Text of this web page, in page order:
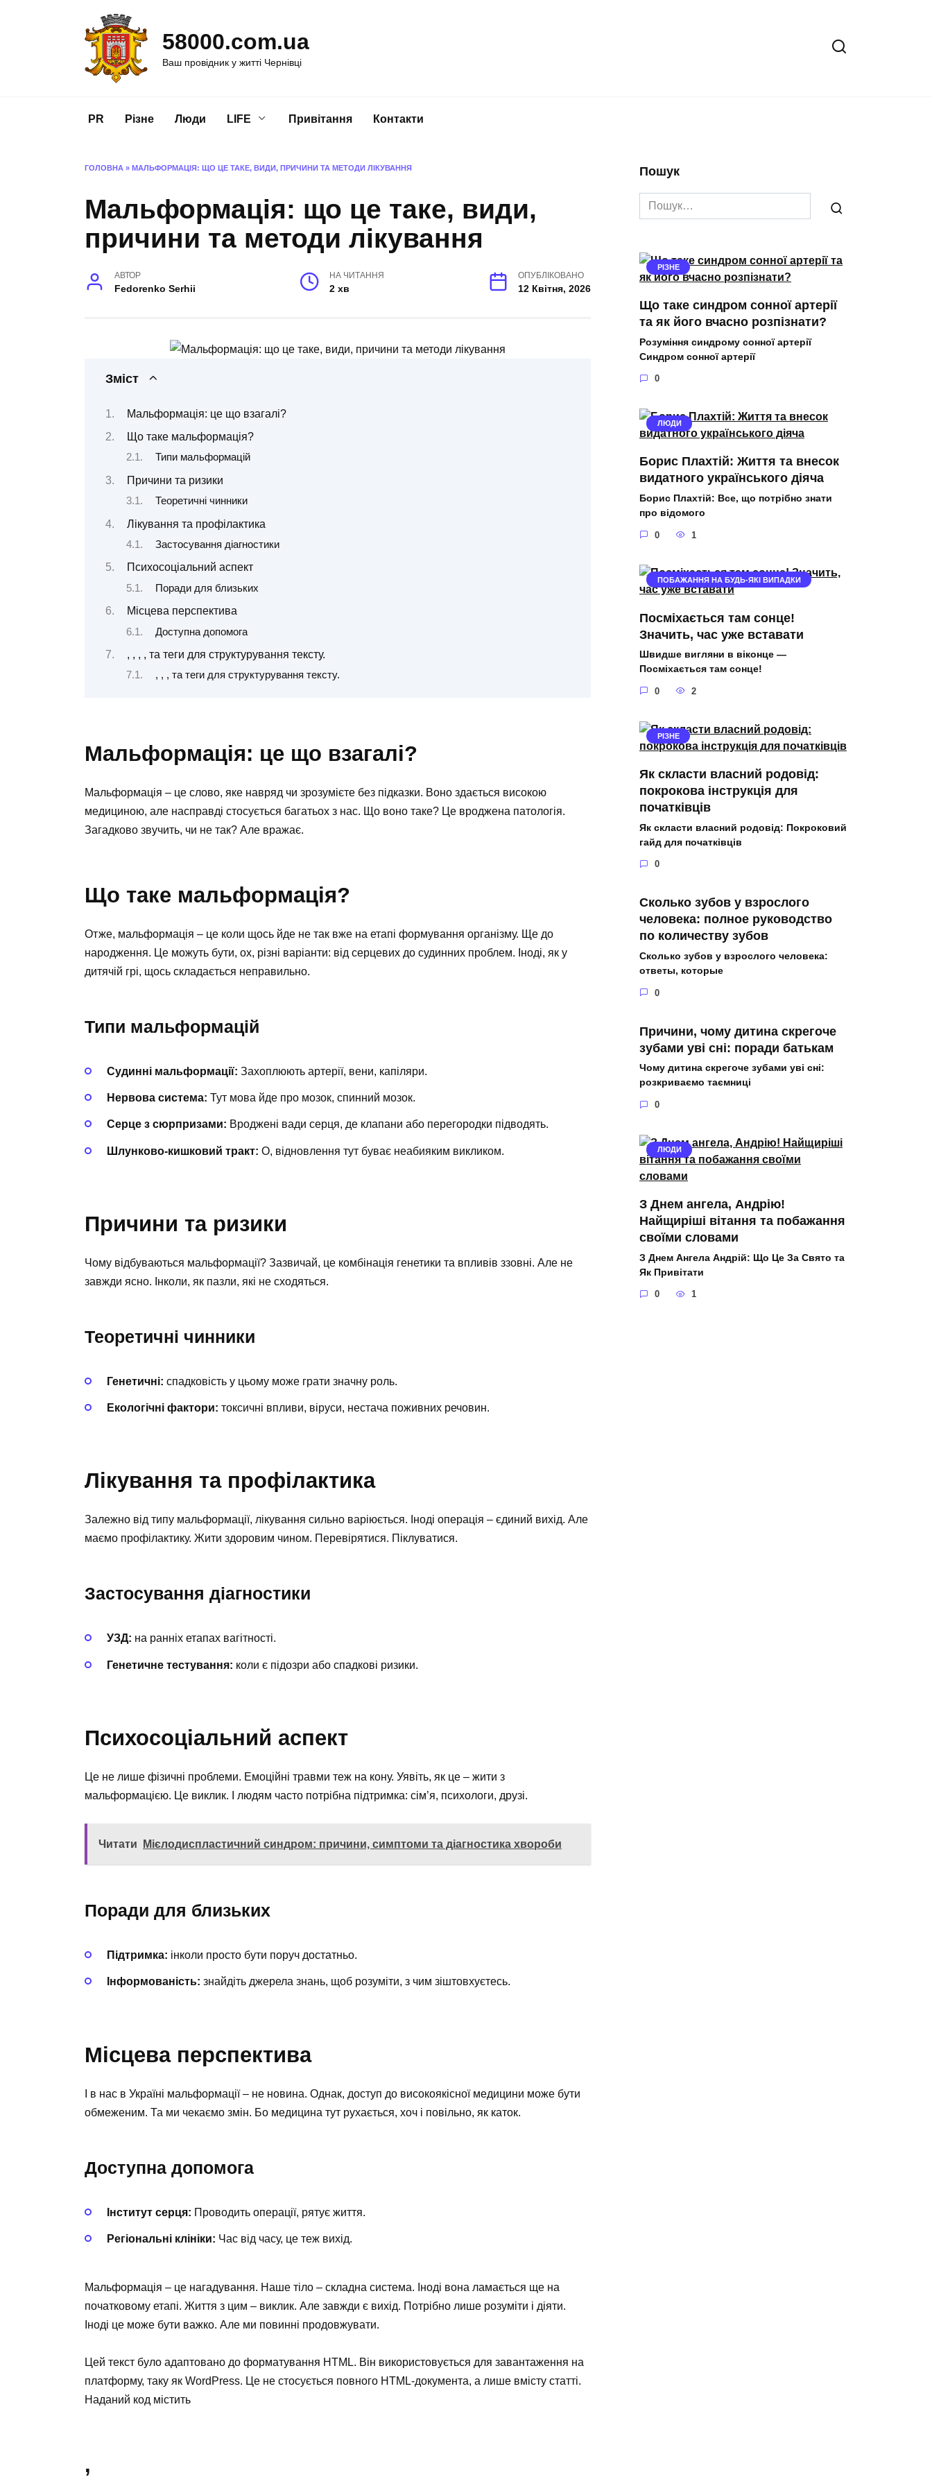
58000.com.ua
Ваш провідник у житті Чернівці
PR Різне Люди LIFE Привітання Контакти
ГОЛОВНА » МАЛЬФОРМАЦІЯ: ЩО ЦЕ ТАКЕ, ВИДИ, ПРИЧИНИ ТА МЕТОДИ ЛІКУВАННЯ
Мальформація: що це таке, види,
причини та методи лікування
АВТОР
Fedorenko Serhii
НА ЧИТАННЯ
2 хв
ОПУБЛІКОВАНО
12 Квітня, 2026
Зміст
Мальформація: це що взагалі?
Що таке мальформація?
Типи мальформацій
Причини та ризики
Теоретичні чинники
Лікування та профілактика
Застосування діагностики
Психосоціальний аспект
Поради для близьких
Місцева перспектива
Доступна допомога
, , , , та теги для структурування тексту.
, , , та теги для структурування тексту.
Мальформація: це що взагалі?
Мальформація – це слово, яке навряд чи зрозумієте без підказки. Воно здається високою
медициною, але насправді стосується багатьох з нас. Що воно таке? Це вроджена патологія.
Загадково звучить, чи не так? Але вражає.
Що таке мальформація?
Отже, мальформація – це коли щось йде не так вже на етапі формування організму. Ще до
народження. Це можуть бути, ох, різні варіанти: від серцевих до судинних проблем. Іноді, як у
дитячій грі, щось складається неправильно.
Типи мальформацій
Судинні мальформації: Захоплюють артерії, вени, капіляри.
Нервова система: Тут мова йде про мозок, спинний мозок.
Серце з сюрпризами: Вроджені вади серця, де клапани або перегородки підводять.
Шлунково-кишковий тракт: О, відновлення тут буває неабияким викликом.
Причини та ризики
Чому відбуваються мальформації? Зазвичай, це комбінація генетики та впливів ззовні. Але не
завжди ясно. Інколи, як пазли, які не сходяться.
Теоретичні чинники
Генетичні: спадковість у цьому може грати значну роль.
Екологічні фактори: токсичні впливи, віруси, нестача поживних речовин.
Лікування та профілактика
Залежно від типу мальформації, лікування сильно варіюється. Іноді операція – єдиний вихід. Але
маємо профілактику. Жити здоровим чином. Перевірятися. Піклуватися.
Застосування діагностики
УЗД: на ранніх етапах вагітності.
Генетичне тестування: коли є підозри або спадкові ризики.
Психосоціальний аспект
Це не лише фізичні проблеми. Емоційні травми теж на кону. Уявіть, як це – жити з
мальформацією. Це виклик. І людям часто потрібна підтримка: сім’я, психологи, друзі.
Читати Мієлодиспластичний синдром: причини, симптоми та діагностика хвороби
Поради для близьких
Підтримка: інколи просто бути поруч достатньо.
Інформованість: знайдіть джерела знань, щоб розуміти, з чим зіштовхуєтесь.
Місцева перспектива
І в нас в Україні мальформації – не новина. Однак, доступ до високоякісної медицини може бути
обмеженим. Та ми чекаємо змін. Бо медицина тут рухається, хоч і повільно, як каток.
Доступна допомога
Інститут серця: Проводить операції, рятує життя.
Регіональні клініки: Час від часу, це теж вихід.
Мальформація – це нагадування. Наше тіло – складна система. Іноді вона ламається ще на
початковому етапі. Життя з цим – виклик. Але завжди є вихід. Потрібно лише розуміти і діяти.
Іноді це може бути важко. Але ми повинні продовжувати.
Цей текст було адаптовано до форматування HTML. Він використовується для завантаження на
платформу, таку як WordPress. Це не стосується повного HTML-документа, а лише вмісту статті.
Наданий код містить
,
Пошук
Search
for:
РІЗНЕ
Що таке синдром сонної артерії
та як його вчасно розпізнати?
Розуміння синдрому сонної артерії
Синдром сонної артерії
0
ЛЮДИ
Борис Плахтій: Життя та внесок
видатного українського діяча
Борис Плахтій: Все, що потрібно знати
про відомого
0 1
ПОБАЖАННЯ НА БУДЬ-ЯКІ ВИПАДКИ
Посміхається там сонце!
Значить, час уже вставати
Швидше вигляни в віконце —
Посміхається там сонце!
0 2
РІЗНЕ
Як скласти власний родовід:
покрокова інструкція для
початківців
Як скласти власний родовід: Покроковий
гайд для початківців
0
Сколько зубов у взрослого
человека: полное руководство
по количеству зубов
Сколько зубов у взрослого человека:
ответы, которые
0
Причини, чому дитина скрегоче
зубами уві сні: поради батькам
Чому дитина скрегоче зубами уві сні:
розкриваємо таємниці
0
ЛЮДИ
З Днем ангела, Андрію!
Найщиріші вітання та побажання
своїми словами
З Днем Ангела Андрій: Що Це За Свято та
Як Привітати
0 1